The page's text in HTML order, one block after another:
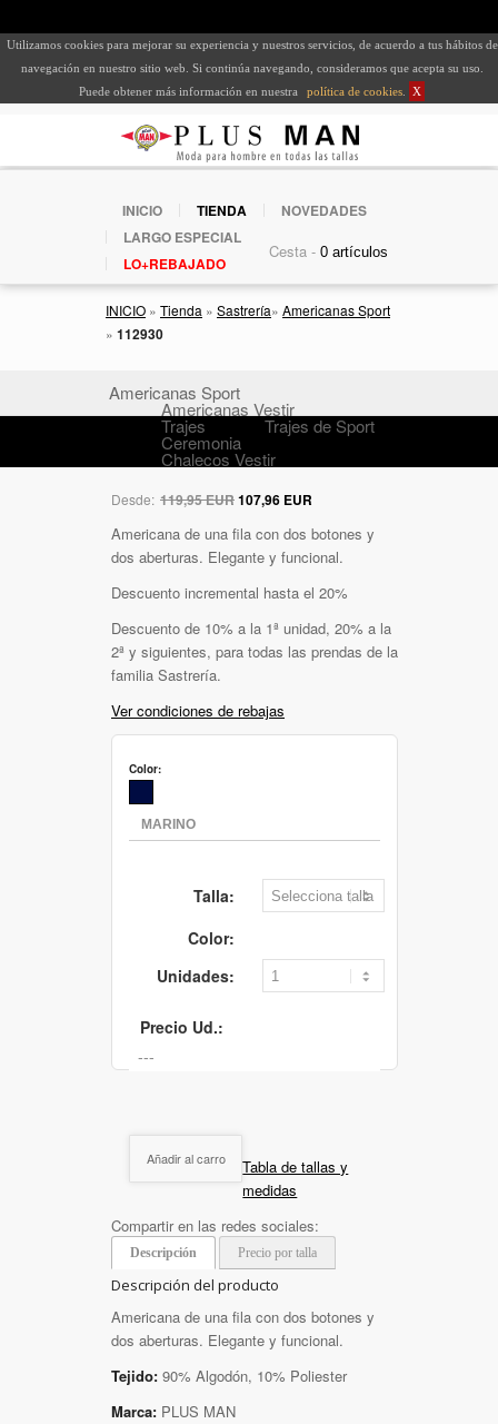
Utilizamos cookies para mejorar su experiencia y nuestros servicios, de acuerdo a tus hábitos de
navegación en nuestro sitio web. Si continúa navegando, consideramos que acepta su uso.
Puede obtener más información en nuestra
política de cookies X
INICIO TIENDA
NOVEDADES
LARGO ESPECIAL
LO+REBAJADO
Cesta -
INICIO » Tienda » Sastrería» Americanas Sport
» 112930
Americanas Sport
Americanas Vestir
Trajes Trajes de Sport
Ceremonia
Chalecos Vestir
Desde: 119,95 EUR107,96 EUR
Americana de una fila con dos botones y
dos aberturas. Elegante y funcional.
Descuento incremental hasta el 20%
Descuento de 10% a la 1ª unidad, 20% a la
2ª y siguientes, para todas las prendas de la
familia Sastrería.
Ver condiciones de rebajas
Color:
Talla:
Color:
Unidades:
Precio Ud.:
Añadir al carro
Tabla de tallas y
medidas
Compartir en las redes sociales:
Descripción Precio por talla
Descripción del producto
Americana de una fila con dos botones y
dos aberturas. Elegante y funcional.
Tejido: 90% Algodón, 10% Poliester
Marca: PLUS MAN